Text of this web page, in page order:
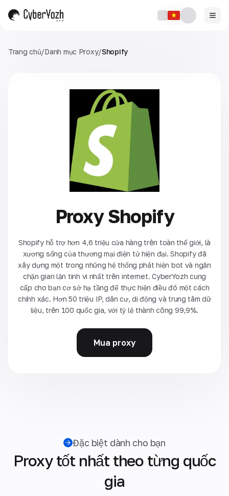
Trang chủ/Danh mục Proxy/Shopify
Proxy Shopify
Shopify hỗ trợ hơn 4,6 triệu cửa hàng trên toàn thế giới, là
xương sống của thương mại điện tử hiện đại. Shopify đã
xây dựng một trong những hệ thống phát hiện bot và ngăn
chặn gian lận tinh vi nhất trên internet. CyberYozh cung
cấp cho bạn cơ sở hạ tầng để thực hiện điều đó một cách
chính xác. Hơn 50 triệu IP, dân cư, di động và trung tâm dữ
liệu, trên 100 quốc gia, với tỷ lệ thành công 99,9%.
Mua proxy
Đặc biệt dành cho bạn
Proxy tốt nhất theo từng quốc
gia